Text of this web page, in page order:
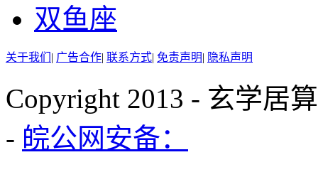
双鱼座
关于我们 | 广告合作| 联系方式| 免责声明| 隐私声明
Copyright 2013 - 玄学居
- 皖公网安备：